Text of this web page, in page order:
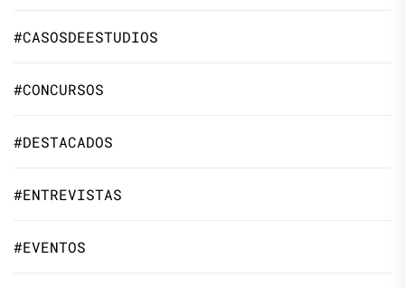
#CASOSDEESTUDIOS
#CONCURSOS
#DESTACADOS
#ENTREVISTAS
#EVENTOS